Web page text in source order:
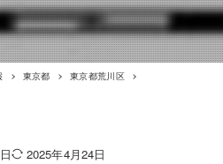
東京都
東京都荒川区
2025年4月24日